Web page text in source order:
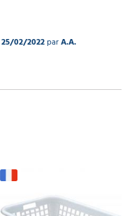
25/02/2022parA.A.